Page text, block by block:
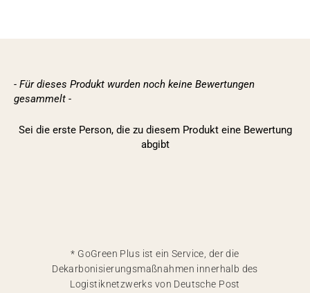
- Für dieses Produkt wurden noch keine Bewertungen
gesammelt -
Sei die erste Person, die zu diesem Produkt eine Bewertung
abgibt
New content loaded
* GoGreen Plus ist ein Service, der die
Dekarbonisierungsmaßnahmen innerhalb des
Logistiknetzwerks von Deutsche Post